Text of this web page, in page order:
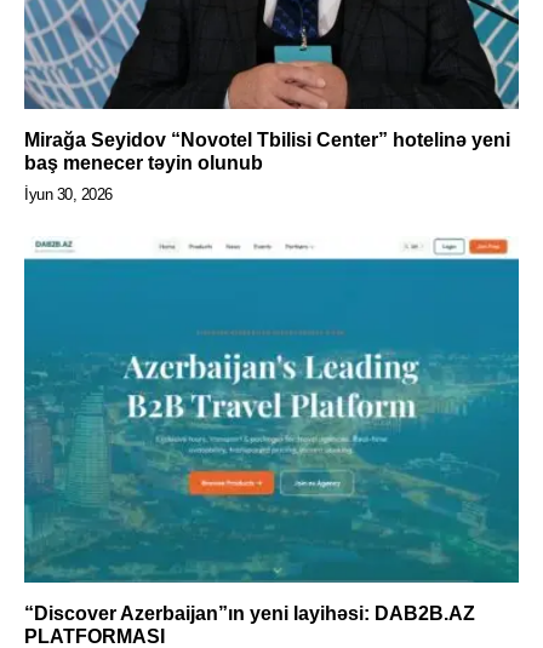
Mirağa Seyidov “Novotel Tbilisi Center” hotelinə yeni
baş menecer təyin olunub
İyun 30, 2026
“Discover Azerbaijan”ın yeni layihəsi: DAB2B.AZ
PLATFORMASI